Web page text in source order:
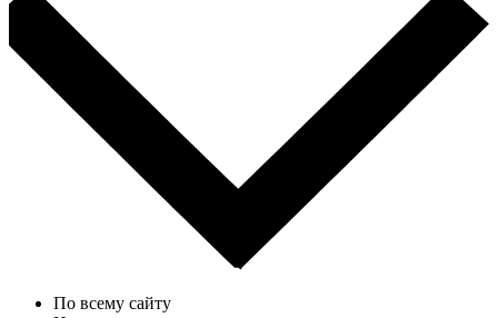
По всему сайту